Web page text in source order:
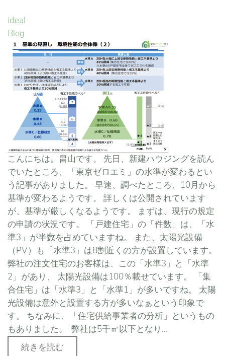
ideal
Blog
こんにちは。畠山です。 先日、新建ハウジングを読ん
でいたところ、「東京ゼロエミ」の水準が変わるとい
う記事がありました。 早速、調べたところ、10月から
基準が変わるようです。 詳しくは公開されています
が、基準が厳しくなるようです。 まずは、現行の規定
の申請の状況です。 「戸建住宅」の「件数」は、「水
準3」が半数を占めていますね。 また、太陽光設備
（PV）も「水準3」は8割近くの方が設置しています。
弊社の注文住宅のお客様は、この「水準3」と「水準
2」があり、 太陽光設備は100％載せています。 「集
合住宅」は「水準3」と「水準1」が多いですね。 太陽
光設備は意外と設置する方が多いなぁという印象で
す。 ちなみに、「住宅供給事業者の分析」というもの
もありました。 弊社は5千㎡以下となり...
続きを読む